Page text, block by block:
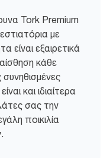
Tork Premium
με
είναι εξαιρετικά
κάθε
και ιδιαίτερα
σας την
ποικιλία